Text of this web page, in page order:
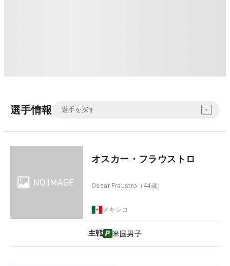
選手情報
オスカー・フラウストロ
Oscar Fraustro （44歳）
メキシコ
主戦 米国男子